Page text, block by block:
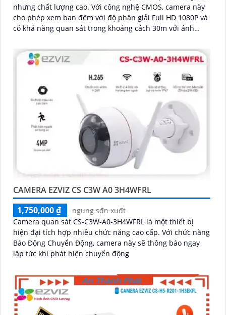
nhưng chất lượng cao. Với công nghệ CMOS, camera này
cho phép xem ban đêm với độ phân giải Full HD 1080P và
có khả năng quan sát trong khoảng cách 30m với ánh
CAMERA EZVIZ CS C3W A0 3H4WFRL
1,750,000 ₫
ngung s₫n xu₫t
Camera quan sát CS-C3W-A0-3H4WFRL là một thiết bị
hiện đại tích hợp nhiều chức năng cao cấp. Với chức năng
Báo Động Chuyển Động, camera này sẽ thông báo ngay
lập tức khi phát hiện chuyển động